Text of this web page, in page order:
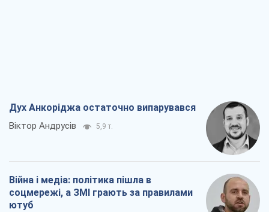
Дух Анкоріджа остаточно випарувався
Віктор Андрусів 5,9 т.
Війна і медіа: політика пішла в
соцмережі, а ЗМІ грають за правилами
ютуб